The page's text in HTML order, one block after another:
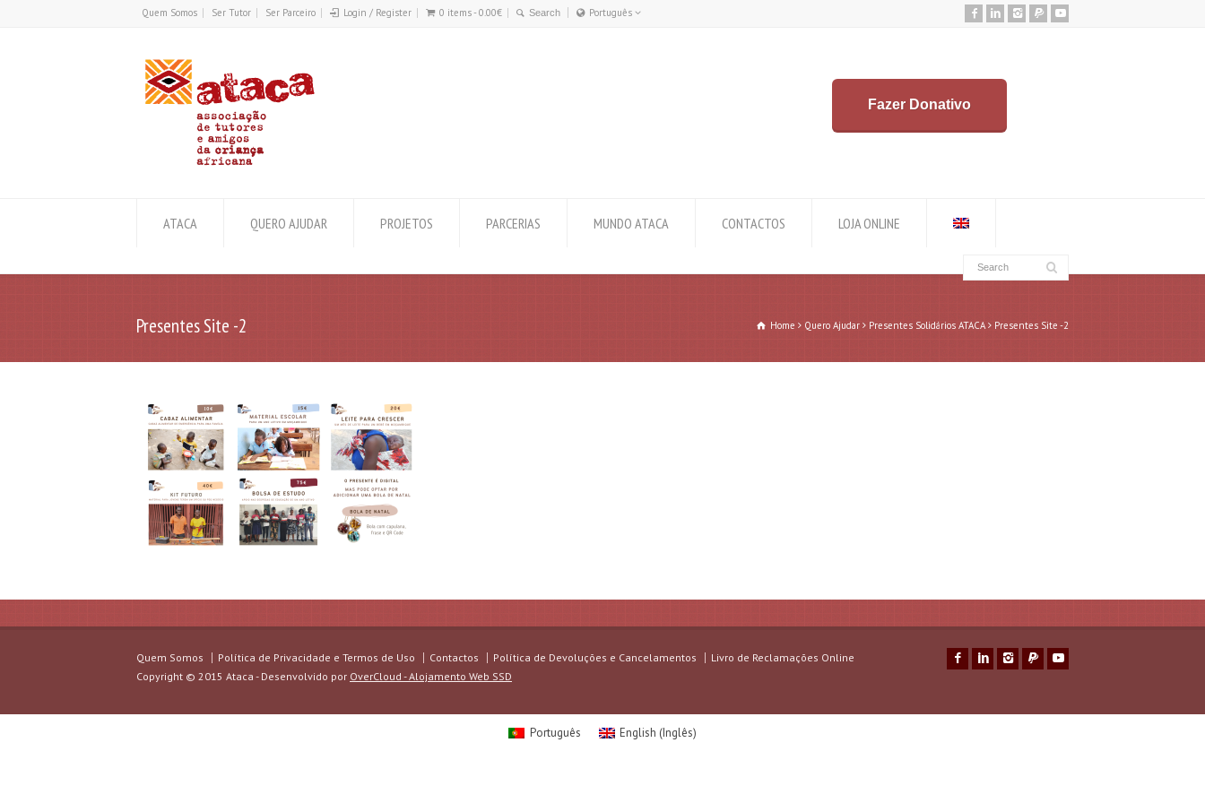
Quem Somos Ser Tutor Ser Parceiro Login / Register 0 items -0.00€
Português
Fazer Donativo
ATACA QUERO AJUDAR PROJETOS PARCERIAS MUNDO ATACA CONTACTOS LOJA ONLINE
Presentes Site -2 Home Quero Ajudar Presentes Solidários ATACA Presentes Site -2
Quem Somos Política de Privacidade e Termos de Uso Contactos Política de Devoluções e Cancelamentos
Livro de Reclamações Online
Copyright © 2015 Ataca - Desenvolvido por OverCloud - Alojamento Web SSD
Português English (Inglês)